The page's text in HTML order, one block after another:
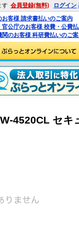
す 会員登録(無料) ログイン
お客様 請求書払いのご案内
官公庁のお客様 校費・公費
関のお客様 科研費払いのご
4520CL セキ